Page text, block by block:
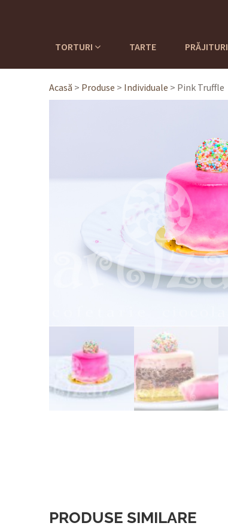
TORTURI TARTE PRĂJITURI
Acasă > Produse > Individuale > Pink Truffle
PRODUSE SIMILARE